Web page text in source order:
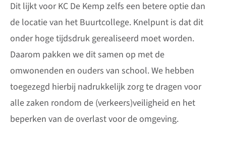
Dit lijkt voor KC De Kemp zelfs een betere optie dan
de locatie van het Buurtcollege. Knelpunt is dat dit
onder hoge tijdsdruk gerealiseerd moet worden.
Daarom pakken we dit samen op met de
omwonenden en ouders van school. We hebben
toegezegd hierbij nadrukkelijk zorg te dragen voor
alle zaken rondom de (verkeers)veiligheid en het
beperken van de overlast voor de omgeving.